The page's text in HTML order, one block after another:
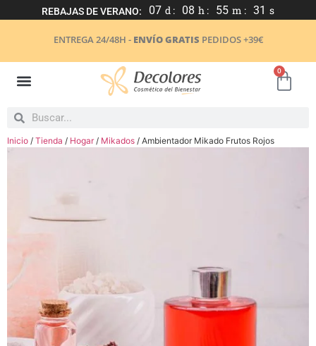
REBAJAS DE VERANO: 07 d : 08 h : 55 m : 30 s
ENTREGA 24/48H - ENVÍO GRATIS PEDIDOS +39€
0
Inicio / Tienda / Hogar/ Mikados / Ambientador Mikado Frutos Rojos